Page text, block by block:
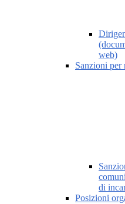
web)
Sanzioni per
di
Posizioni